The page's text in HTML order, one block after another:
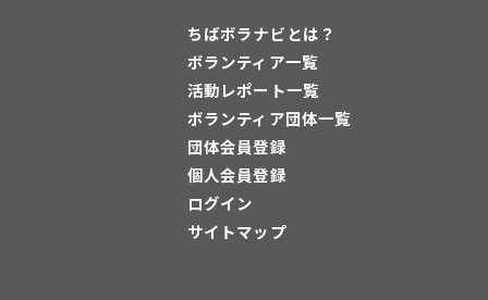
ちばボラナビとは？
ボランティア一覧
活動レポート一覧
ボランティア団体一覧
団体会員登録
個人会員登録
ログイン
サイトマップ